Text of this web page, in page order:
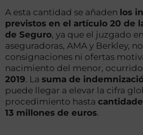
A esta cantidad se añaden los
previstos en el artículo 20 de
de Seguro, ya que el juzgado
aseguradoras, AMA y Berkley,
consignaciones ni ofertas
nacimiento del menor,
2019. La suma de
puede llegar a elevar la cifra
procedimiento hasta
13 millones de euros.